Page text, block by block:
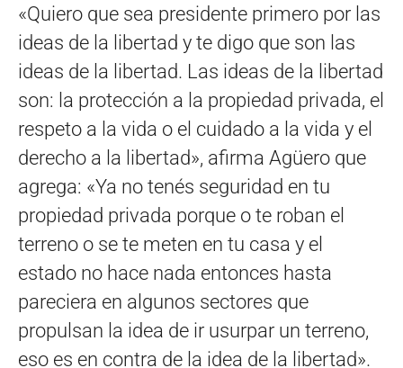
«Quiero que sea presidente primero por las
ideas de la libertad y te digo que son las
ideas de la libertad. Las ideas de la libertad
son: la protección a la propiedad privada, el
respeto a la vida o el cuidado a la vida y el
derecho a la libertad», afirma Agüero que
agrega: «Ya no tenés seguridad en tu
propiedad privada porque o te roban el
terreno o se te meten en tu casa y el
estado no hace nada entonces hasta
pareciera en algunos sectores que
propulsan la idea de ir usurpar un terreno,
eso es en contra de la idea de la libertad».